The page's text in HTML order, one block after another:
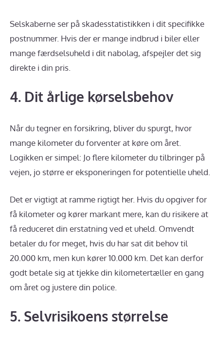
Selskaberne ser på skadesstatistikken i dit specifikke
postnummer. Hvis der er mange indbrud i biler eller
mange færdselsuheld i dit nabolag, afspejler det sig
direkte i din pris.
4. Dit årlige kørselsbehov
Når du tegner en forsikring, bliver du spurgt, hvor
mange kilometer du forventer at køre om året.
Logikken er simpel: Jo flere kilometer du tilbringer på
vejen, jo større er eksponeringen for potentielle uheld.
Det er vigtigt at ramme rigtigt her. Hvis du opgiver for
få kilometer og kører markant mere, kan du risikere at
få reduceret din erstatning ved et uheld. Omvendt
betaler du for meget, hvis du har sat dit behov til
20.000 km, men kun kører 10.000 km. Det kan derfor
godt betale sig at tjekke din kilometertæller en gang
om året og justere din police.
5. Selvrisikoens størrelse